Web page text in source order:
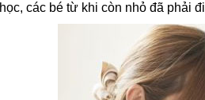
các bé từ khi còn nhỏ đã phải